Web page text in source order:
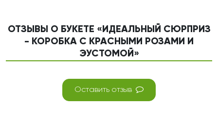
ОТЗЫВЫ О БУКЕТЕ «ИДЕАЛЬНЫЙ СЮРПРИЗ
- КОРОБКА С КРАСНЫМИ РОЗАМИ И
ЭУСТОМОЙ»
Оставить отзыв